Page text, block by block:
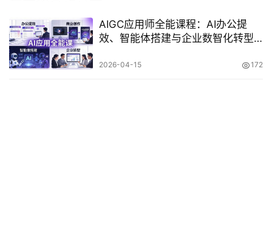
AIGC应用师全能课程：AI办公提
效、智能体搭建与企业数智化转型
2026-04-15 172